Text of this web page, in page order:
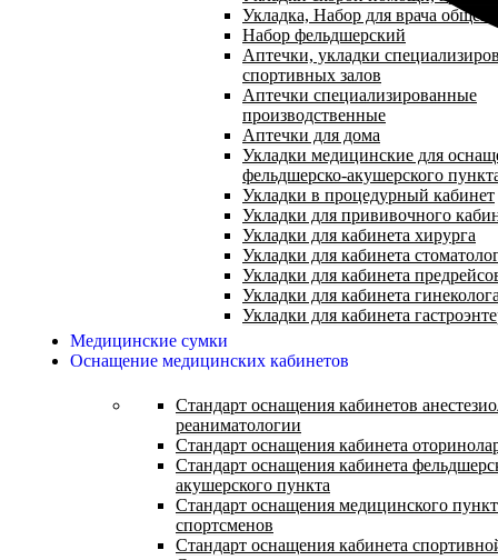
Укладка, Набор для врача общей
Набор фельдшерский
Аптечки, укладки
спортивных залов
Аптечки специализированные
производственные
Аптечки для дома
Укладки медицинские для
фельдшерско-акушерского
Укладки в процедурный кабинет
Укладки для прививочного
Укладки для кабинета хирурга
Укладки для кабинета
Укладки для кабинета
Укладки для кабинета
Укладки для кабинета
Медицинские сумки
Оснащение медицинских кабинетов
Стандарт оснащения кабинетов
реаниматологии
Стандарт оснащения кабинета
Стандарт оснащения кабинета
акушерского пункта
Стандарт оснащения медицинского
спортсменов
Стандарт оснащения кабинета